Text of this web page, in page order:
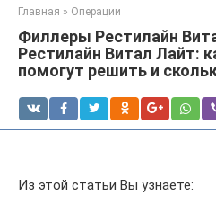
Главная » Операции
Филлеры Рестилайн
Рестилайн Витал Лайт:
помогут решить и
Из этой статьи Вы узнаете: